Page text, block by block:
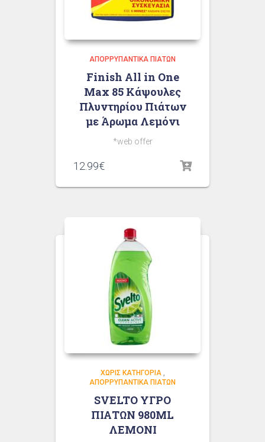
ΑΠΟΡΡΥΠΑΝΤΙΚΆ ΠΙΆΤΩΝ
Finish All in One
Max 85 Κάψουλες
Πλυντηρίου Πιάτων
με Άρωμα Λεμόνι
*web offer
12.99€
ΧΩΡΊΣ ΚΑΤΗΓΟΡΊΑ,
ΑΠΟΡΡΥΠΑΝΤΙΚΆ ΠΙΆΤΩΝ
SVELTO ΥΓΡΟ
ΠΙΑΤΩΝ 980ML
ΛΕΜΟΝΙ